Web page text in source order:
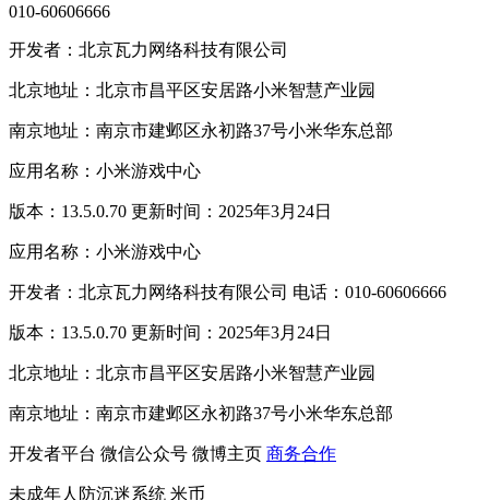
010-60606666
开发者：北京瓦力网络科技有限公司
北京地址：北京市昌平区安居路小米智慧产业园
南京地址：南京市建邺区永初路37号小米华东总部
应用名称：小米游戏中心
版本：13.5.0.70 更新时间：2025年3月24日
应用名称：小米游戏中心
开发者：北京瓦力网络科技有限公司 电话：010-60606666
版本：13.5.0.70 更新时间：2025年3月24日
北京地址：北京市昌平区安居路小米智慧产业园
南京地址：南京市建邺区永初路37号小米华东总部
开发者平台 微信公众号 微博主页 商务合作
未成年人防沉迷系统 米币